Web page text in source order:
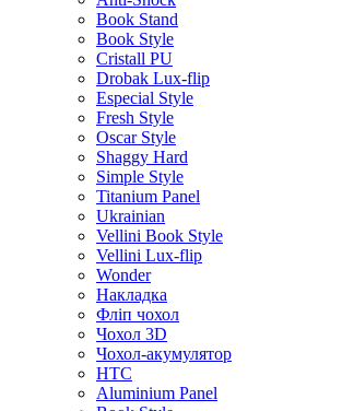
Book Stand
Book Style
Cristall PU
Drobak Lux-flip
Especial Style
Fresh Style
Oscar Style
Shaggy Hard
Simple Style
Titanium Panel
Ukrainian
Vellini Book Style
Vellini Lux-flip
Wonder
Накладка
Фліп чохол
Чохол 3D
Чохол-акумулятор
HTC
Aluminium Panel